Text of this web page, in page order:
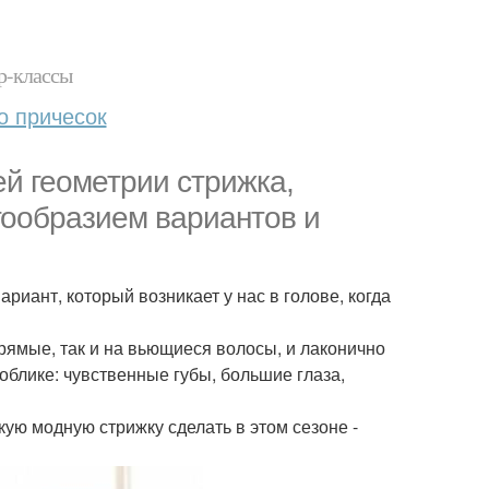
классы
причесок
геометрии стрижка,
вариантов и
который возникает у нас в голове, когда
так и на вьющиеся волосы, и лаконично
чувственные губы, большие глаза,
модную стрижку сделать в этом сезоне -